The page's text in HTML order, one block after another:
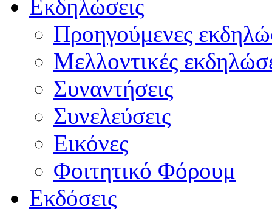
Εκδηλώσεις
Προηγούμενες
Μελλοντικές
Συναντήσεις
Συνελεύσεις
Εικόνες
Φοιτητικό Φόρουμ
Εκδόσεις